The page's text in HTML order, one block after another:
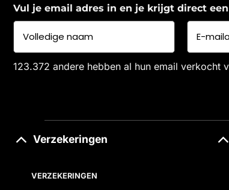
Vul je email adres in en je krijgt direct
123.372 andere hebben al hun email verkocht
Verzekeringen
VERZEKERINGEN